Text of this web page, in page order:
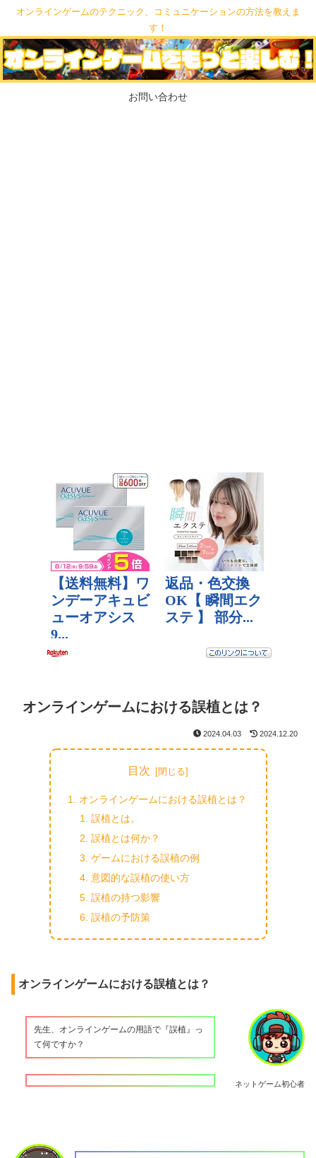
オンラインゲームのテクニック、コミュニケーションの方法を教えま
す！
お問い合わせ
オンラインゲームにおける誤植とは？
2024.04.03 2024.12.20
目次
オンラインゲームにおける誤植とは？
誤植とは。
誤植とは何か？
ゲームにおける誤植の例
意図的な誤植の使い方
誤植の持つ影響
誤植の予防策
オンラインゲームにおける誤植とは？
ネットゲーム初心者
先生、オンラインゲームの用語で『誤植』っ
て何ですか？